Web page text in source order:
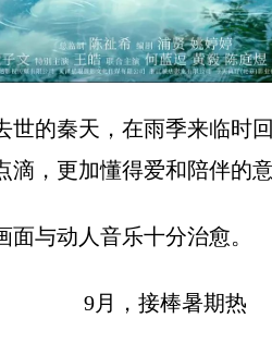
世的秦天，在雨季来临时
滴，更加懂得爱和陪伴的
面与动人音乐十分治愈。
9月，接棒暑期热